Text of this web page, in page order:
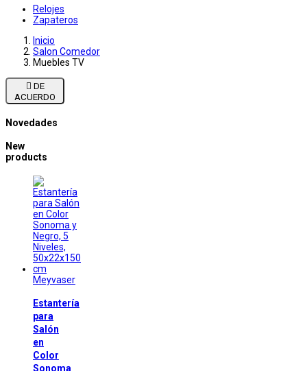
Relojes
Zapateros
Inicio
Salon Comedor
Muebles TV

ACUERDO
Novedades
New
products
Meyvaser
Estantería
para
Salón
en
Color
Sonoma